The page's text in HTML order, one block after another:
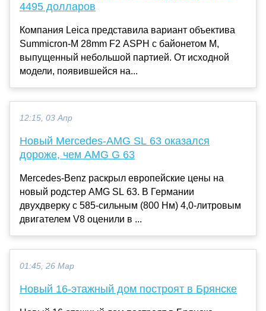
4495 долларов
Компания Leica представила вариант объектива
Summicron-M 28mm F2 ASPH с байонетом M,
выпущенный небольшой партией. От исходной
модели, появившейся на...
12:15, 03 Апр
Новый Mercedes-AMG SL 63 оказался
дороже, чем AMG G 63
Mercedes-Benz раскрыл европейские цены на
новый родстер AMG SL 63. В Германии
двухдверку с 585-сильным (800 Нм) 4,0-литровым
двигателем V8 оценили в ...
01:45, 26 Мар
Новый 16-этажный дом построят в Брянске